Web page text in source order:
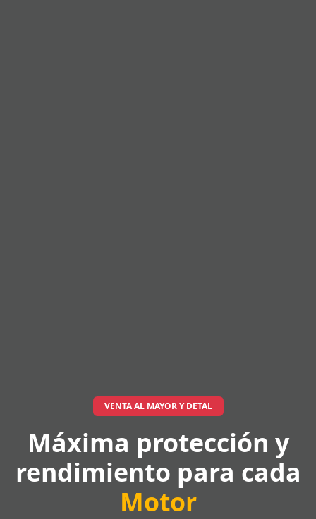
VENTA AL MAYOR Y DETAL
Máxima protección y
rendimiento para cada
Motor